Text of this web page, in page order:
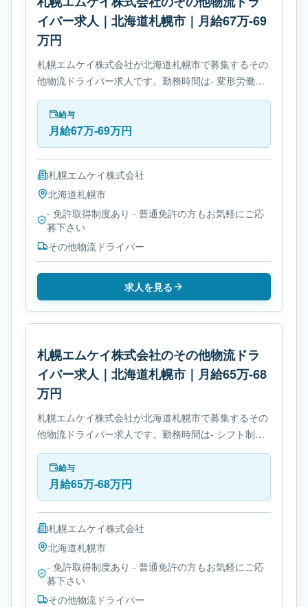
イバー求人｜北海道札幌市｜月給67万-69
万円
札幌エムケイ株式会社が北海道札幌市で募集するその
他物流ドライバー求人です。勤務時間は- 変形労働時
間制です。必要免許は- 免許取得制度ありです。
給与
月給67万-69万円
札幌エムケイ株式会社
北海道札幌市
- 免許取得制度あり - 普通免許の方もお気軽にご応
募下さい
その他物流ドライバー
求人を見る
札幌エムケイ株式会社のその他物流ドラ
イバー求人｜北海道札幌市｜月給65万-68
万円
札幌エムケイ株式会社が北海道札幌市で募集するその
他物流ドライバー求人です。勤務時間は- シフト制で
す。必要免許は- 免許取得制度ありです。
給与
月給65万-68万円
札幌エムケイ株式会社
北海道札幌市
- 免許取得制度あり - 普通免許の方もお気軽にご応
募下さい
その他物流ドライバー